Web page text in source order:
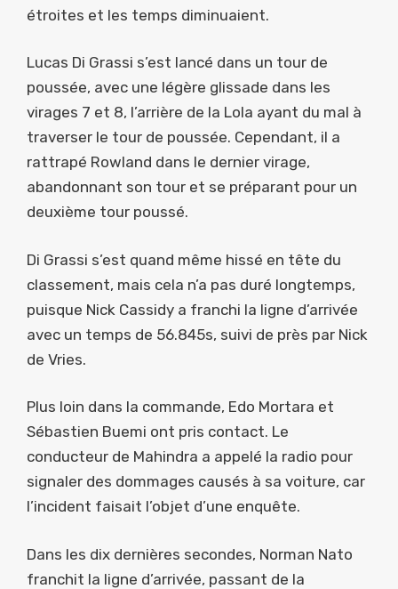
étroites et les temps diminuaient.
Lucas Di Grassi s’est lancé dans un tour de
poussée, avec une légère glissade dans les
virages 7 et 8, l’arrière de la Lola ayant du mal à
traverser le tour de poussée. Cependant, il a
rattrapé Rowland dans le dernier virage,
abandonnant son tour et se préparant pour un
deuxième tour poussé.
Di Grassi s’est quand même hissé en tête du
classement, mais cela n’a pas duré longtemps,
puisque Nick Cassidy a franchi la ligne d’arrivée
avec un temps de 56.845s, suivi de près par Nick
de Vries.
Plus loin dans la commande, Edo Mortara et
Sébastien Buemi ont pris contact. Le
conducteur de Mahindra a appelé la radio pour
signaler des dommages causés à sa voiture, car
l’incident faisait l’objet d’une enquête.
Dans les dix dernières secondes, Norman Nato
franchit la ligne d’arrivée, passant de la